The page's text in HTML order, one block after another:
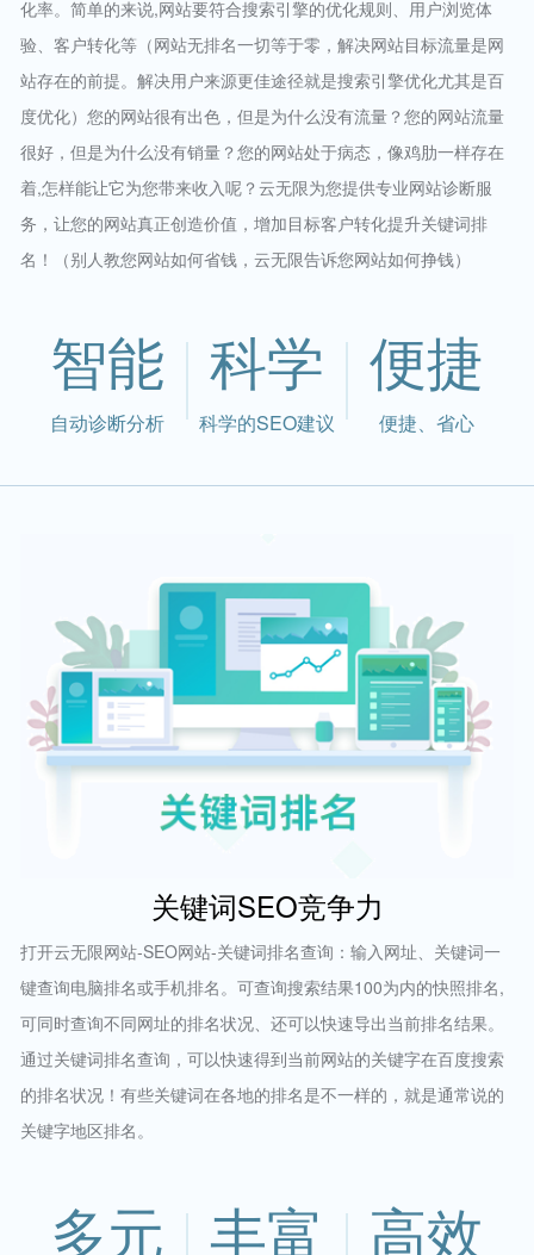
化率。简单的来说,网站要符合搜索引擎的优化规则、用户浏览体
验、客户转化等（网站无排名一切等于零，解决网站目标流量是网
站存在的前提。解决用户来源更佳途径就是搜索引擎优化尤其是百
度优化）您的网站很有出色，但是为什么没有流量？您的网站流量
很好，但是为什么没有销量？您的网站处于病态，像鸡肋一样存在
着,怎样能让它为您带来收入呢？云无限为您提供专业网站诊断服
务，让您的网站真正创造价值，增加目标客户转化提升关键词排
名！（别人教您网站如何省钱，云无限告诉您网站如何挣钱）
智能
自动诊断分析
科学
科学的SEO建议
便捷
便捷、省心
关键词SEO竞争力
打开云无限网站-SEO网站-关键词排名查询：输入网址、关键词一
键查询电脑排名或手机排名。可查询搜索结果100为内的快照排名,
可同时查询不同网址的排名状况、还可以快速导出当前排名结果。
通过关键词排名查询，可以快速得到当前网站的关键字在百度搜索
的排名状况！有些关键词在各地的排名是不一样的，就是通常说的
关键字地区排名。
多元 丰富 高效